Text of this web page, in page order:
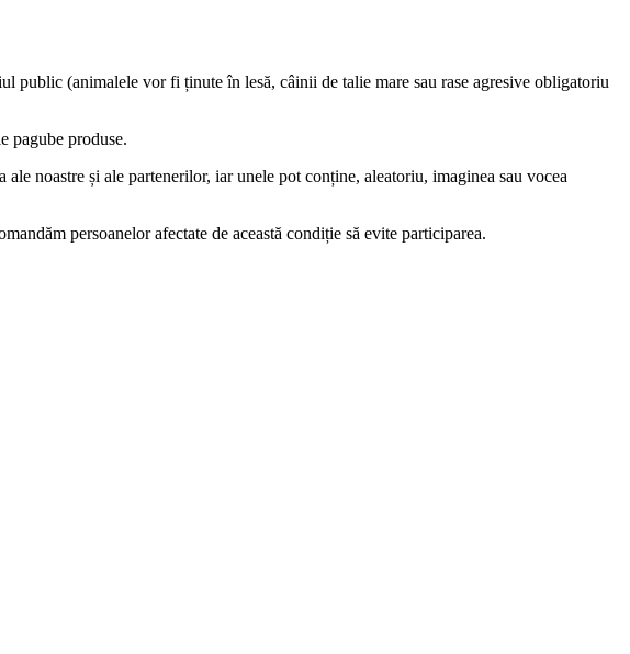
public (animalele vor fi ținute în lesă, câinii de talie mare sau rase agresive obligatoriu
pagube produse.
noastre și ale partenerilor, iar unele pot conține, aleatoriu, imaginea sau vocea
persoanelor afectate de această condiție să evite participarea.